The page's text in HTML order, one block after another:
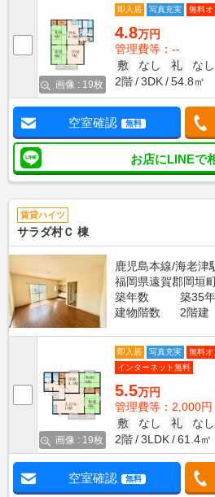
画像 : 19枚
即入居 写真充実 無料オ
4.8万円
管理費等：--
敷
なし 礼
なし
2階
3DK 54.8㎡
空室確認 無料
お店にLINEで
賃貸ハイツ
サラダ村Ｃ 棟
鹿児島本線/海老津
福岡県遠賀郡岡垣
築年数
築35年
建物階数
2階建
画像 : 19枚
即入居 写真充実
無料オ
インターネット無料
5.5万円
管理費等：2,000円
敷
なし 礼
なし
2階
3LDK 61.4㎡
空室確認 無料